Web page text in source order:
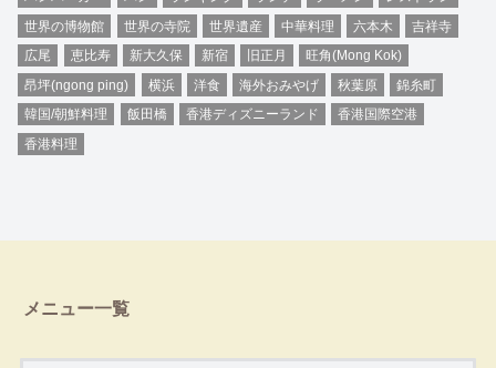
世界の博物館
世界の寺院 世界遺産 中華料理 六本木
吉祥寺
広尾
恵比寿 新大久保 新宿 旧正月
旺角(Mong Kok)
昂坪(ngong ping)
横浜 洋食 海外おみやげ 秋葉原
錦糸町
韓国/朝鮮料理
飯田橋 香港ディズニーランド
香港国際空港
香港料理
メニュー一覧